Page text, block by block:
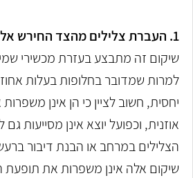
1. העברת צלילים מהצד החירש אל האוזן השומעת
שיקום זה מתבצע בעזרת מכשירי
למרות שמדובר בחלופות בעלות
יחסית, חשוב לציין כי הן אינן
אוזנית, וכפועל יוצא אינן מסייעות
הצלילים במרחב או הבנת דיבור
שיקום אלה אינן משפרות את תופעת